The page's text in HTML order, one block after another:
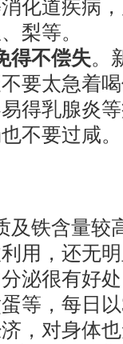
化道疾病
梨等。
得不偿失。
要太急着
得乳腺炎
不要过咸。
铁含量较
用，还无
泌很有好
等，每日
，对身体